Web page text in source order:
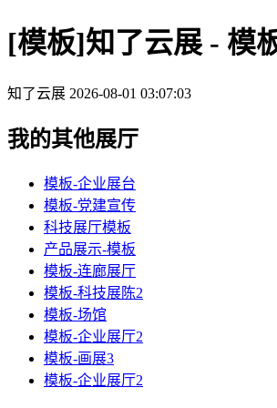
[模板]知了云展 - 模
知了云展 2026-08-01 03:07:03
我的其他展厅
模板-企业展台
模板-党建宣传
科技展厅模板
产品展示-模板
模板-连廊展厅
模板-科技展陈2
模板-场馆
模板-企业展厅2
模板-画展3
模板-企业展厅2